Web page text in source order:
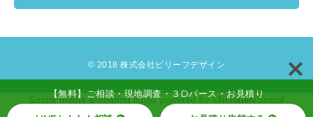
© 2018 株式会社ビリーフデザイン
Social media & sharing icons powered by UltimatelySocial
【無料】ご相談・現地調査・３Dパース・お見積り